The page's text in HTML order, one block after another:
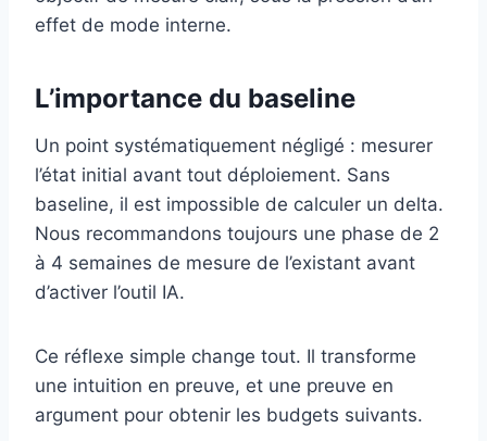
effet de mode interne.
L’importance du baseline
Un point systématiquement négligé : mesurer
l’état initial avant tout déploiement. Sans
baseline, il est impossible de calculer un delta.
Nous recommandons toujours une phase de 2
à 4 semaines de mesure de l’existant avant
d’activer l’outil IA.
Ce réflexe simple change tout. Il transforme
une intuition en preuve, et une preuve en
argument pour obtenir les budgets suivants.